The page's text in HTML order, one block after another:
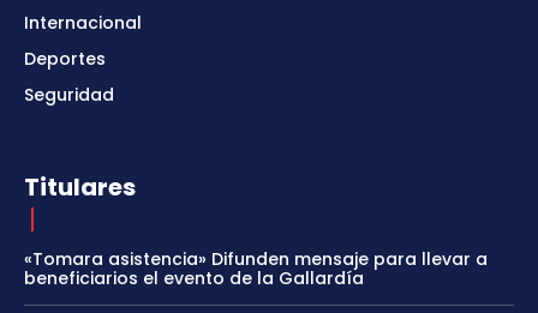
Internacional
Deportes
Seguridad
Titulares
«Tomara asistencia» Difunden mensaje para llevar a
beneficiarios el evento de la Gallardía